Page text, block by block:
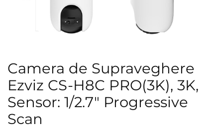
Camera de Supraveghere
Ezviz CS-H8C PRO(3K), 3K,
Sensor: 1/2.7″ Progressive
Scan